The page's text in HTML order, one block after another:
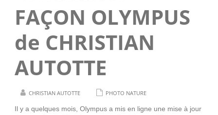
FAÇON OLYMPUS
de CHRISTIAN
AUTOTTE
CHRISTIAN AUTOTTE PHOTO NATURE
Il y a quelques mois, Olympus a mis en ligne une mise à jour